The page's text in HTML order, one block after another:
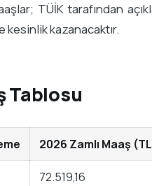
TÜİK tarafından
kesinlik kazanacaktır.
Tablosu
2026 Zamlı Maaş
72.519,16